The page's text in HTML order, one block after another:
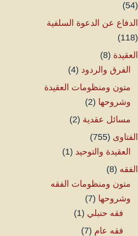
(54)
الدفاع عن الدعوة السلفية
(118)
العقيدة (8)
الفرق والردود (4)
متون ومنظومات العقيدة
وشروحها (2)
مسائل عقدية (2)
الفتاوى (755)
العقيدة والتوحيد (1)
الفقه (8)
متون ومنظومات الفقه
وشروحها (7)
فقه حنبلي (1)
فقه عام (7)